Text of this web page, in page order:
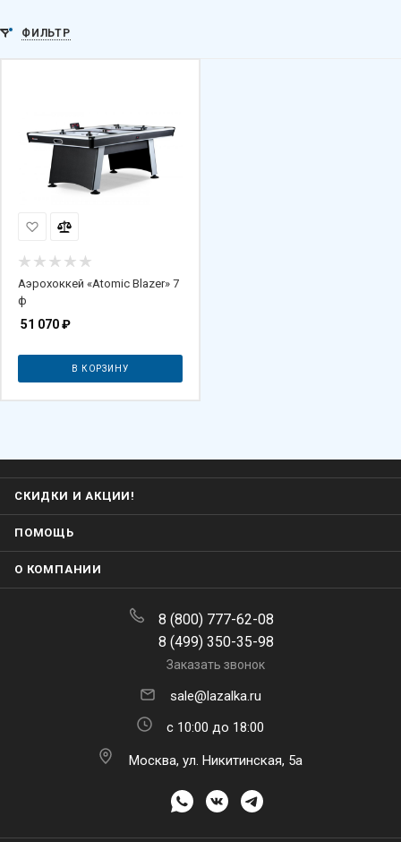
ФИЛЬТР
Аэрохоккей «Atomic Blazer» 7
ф
51 070₽
В КОРЗИНУ
СКИДКИ И АКЦИИ!
ПОМОЩЬ
О КОМПАНИИ
8 (800) 777-62-08
8 (499) 350-35-98
Заказать звонок
sale@lazalka.ru
с 10:00 до 18:00
Москва, ул. Никитинская, 5а